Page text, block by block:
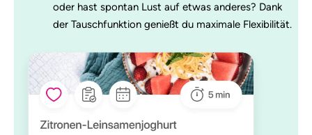
oder hast spontan Lust auf etwas anderes? Dank
der Tauschfunktion genießt du maximale Flexibilität.